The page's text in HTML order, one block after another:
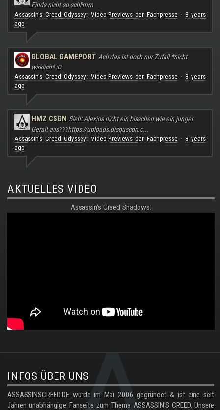
Finds nicht so schlimm
Assassin's Creed Odyssey: Video-Previews der Fachpresse· 8 years
ago
GLOBAL GAMEPORT Ach das ist doch nur Zufall *nicht
wirklich* :D
Assassin's Creed Odyssey: Video-Previews der Fachpresse· 8 years
ago
HMZ CSGN Sieht Alexios nicht ein bisschen wie ein junger
Geralt aus???https://uploads.disquscdn.c...
Assassin's Creed Odyssey: Video-Previews der Fachpresse· 8 years
ago
AKTUELLES VIDEO
Assassin's Creed Shadows:
.
INFOS ÜBER UNS
ASSASSINSCREED.DE wurde im Mai 2006 gegründet & ist eine seit
Jahren unabhängige Fanseite zum Thema ASSASSIN'S CREED. Unsere